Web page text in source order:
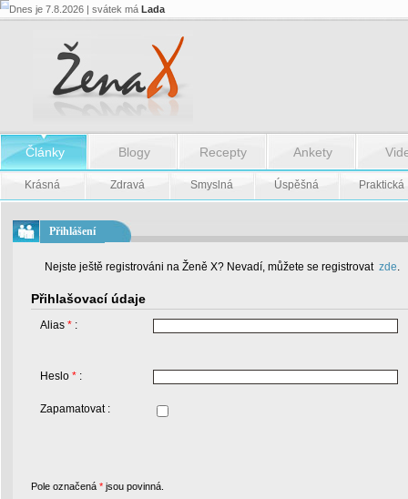
Dnes je 7.8.2026 | svátek má Lada
Články Blogy Recepty Ankety
Krásná Zdravá Smyslná Úspěšná Praktická
Přihlášení
Nejste ještě registrováni na Ženě X? Nevadí, můžete se registrovat zde.
Přihlašovací údaje
Alias * :
Heslo * :
Zapamatovat :
Pole označená * jsou povinná.